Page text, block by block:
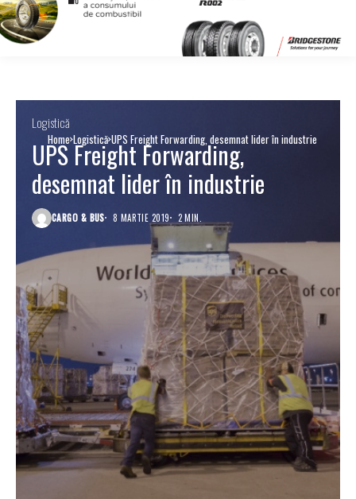
Home Logistică UPS Freight Forwarding, desemnat lider în industrie
Logistică
UPS Freight Forwarding,
desemnat lider în industrie
CARGO & BUS 8 MARTIE 2019 2 MIN.